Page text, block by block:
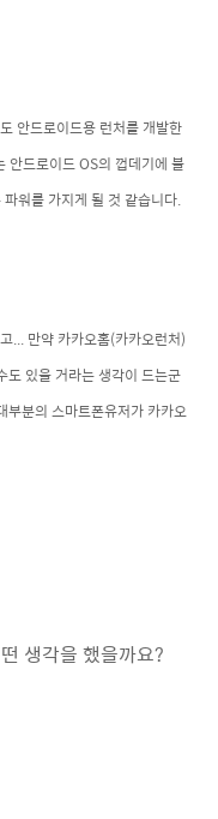
안드로이드용 런처를 개발한
안드로이드 OS의 껍데기에 불
워를 가지게 될 것 같습니다.
... 만약 카카오홈(카카오런처)
도 있을 거라는 생각이 드는군
부분의 스마트폰유저가 카카오
생각을 했을까요?